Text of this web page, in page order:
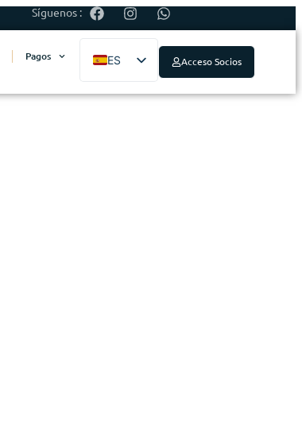
Síguenos :
Pagos
ES
EN
Acceso Socios